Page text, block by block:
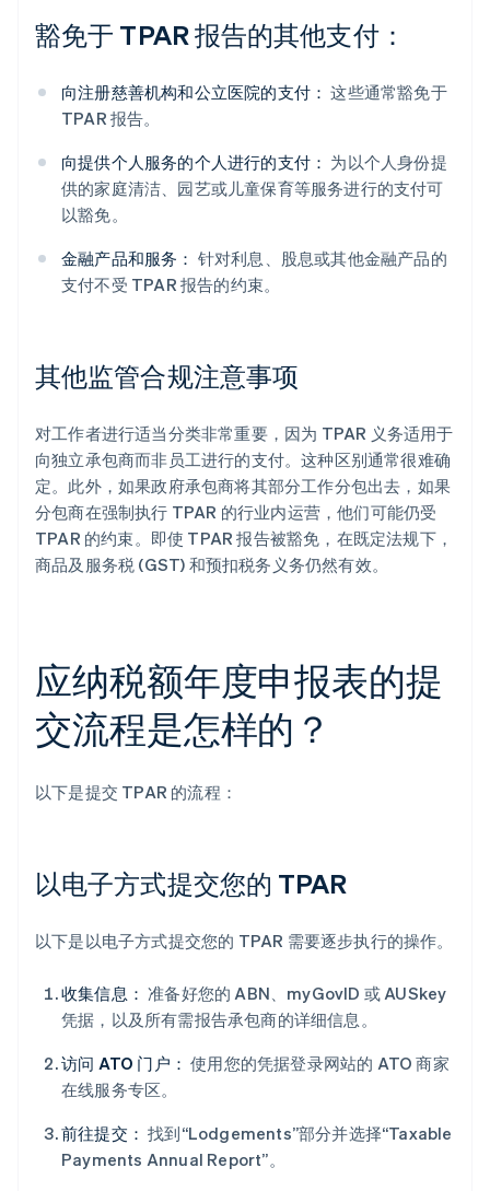
豁免于 TPAR 报告的其他支付：
向注册慈善机构和公立医院的支付： 这些通常豁免于
TPAR 报告。
向提供个人服务的个人进行的支付： 为以个人身份提
供的家庭清洁、园艺或儿童保育等服务进行的支付可
以豁免。
金融产品和服务： 针对利息、股息或其他金融产品的
支付不受 TPAR 报告的约束。
其他监管合规注意事项
对工作者进行适当分类非常重要，因为 TPAR 义务适用于
向独立承包商而非员工进行的支付。这种区别通常很难确
定。此外，如果政府承包商将其部分工作分包出去，如果
分包商在强制执行 TPAR 的行业内运营，他们可能仍受
TPAR 的约束。即使 TPAR 报告被豁免，在既定法规下，
商品及服务税 (GST) 和预扣税务义务仍然有效。
应纳税额年度申报表的提
交流程是怎样的？
以下是提交 TPAR 的流程：
以电子方式提交您的 TPAR
以下是以电子方式提交您的 TPAR 需要逐步执行的操作。
收集信息： 准备好您的 ABN、myGovID 或 AUSkey
凭据，以及所有需报告承包商的详细信息。
访问 ATO 门户： 使用您的凭据登录网站的 ATO 商家
在线服务专区。
前往提交： 找到“Lodgements”部分并选择“Taxable
Payments Annual Report”。